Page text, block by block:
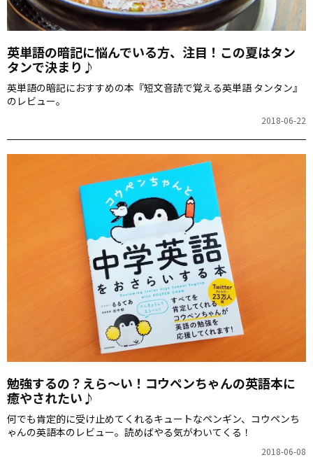
英単語の暗記に悩んでいる方、注目！この夏はタン
タンで決まり♪
英単語の暗記におすすめの本『短文音読で覚える英単語 タンタン』
のレビュー。
2018-06-22
勉強するの？えら～い！コウペンちゃんの英語本に
癒やされたい♪
何でも肯定的に受け止めてくれるキュートなペンギン、コウペンち
ゃんの英語本のレビュー。読めばやる気がわいてくる！
2018-06-08